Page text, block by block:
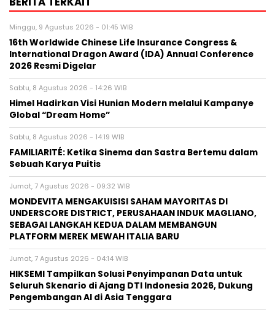
Minggu, 9 Agustus 2026 - 01:45 WIB
16th Worldwide Chinese Life Insurance Congress &
International Dragon Award (IDA) Annual Conference
2026 Resmi Digelar
Sabtu, 8 Agustus 2026 - 14:26 WIB
Himel Hadirkan Visi Hunian Modern melalui Kampanye
Global “Dream Home”
Sabtu, 8 Agustus 2026 - 14:19 WIB
FAMILIARITÉ: Ketika Sinema dan Sastra Bertemu dalam
Sebuah Karya Puitis
Jumat, 7 Agustus 2026 - 09:32 WIB
MONDEVITA MENGAKUISISI SAHAM MAYORITAS DI
UNDERSCORE DISTRICT, PERUSAHAAN INDUK MAGLIANO,
SEBAGAI LANGKAH KEDUA DALAM MEMBANGUN
PLATFORM MEREK MEWAH ITALIA BARU
Jumat, 7 Agustus 2026 - 04:14 WIB
HIKSEMI Tampilkan Solusi Penyimpanan Data untuk
Seluruh Skenario di Ajang DTI Indonesia 2026, Dukung
Pengembangan AI di Asia Tenggara